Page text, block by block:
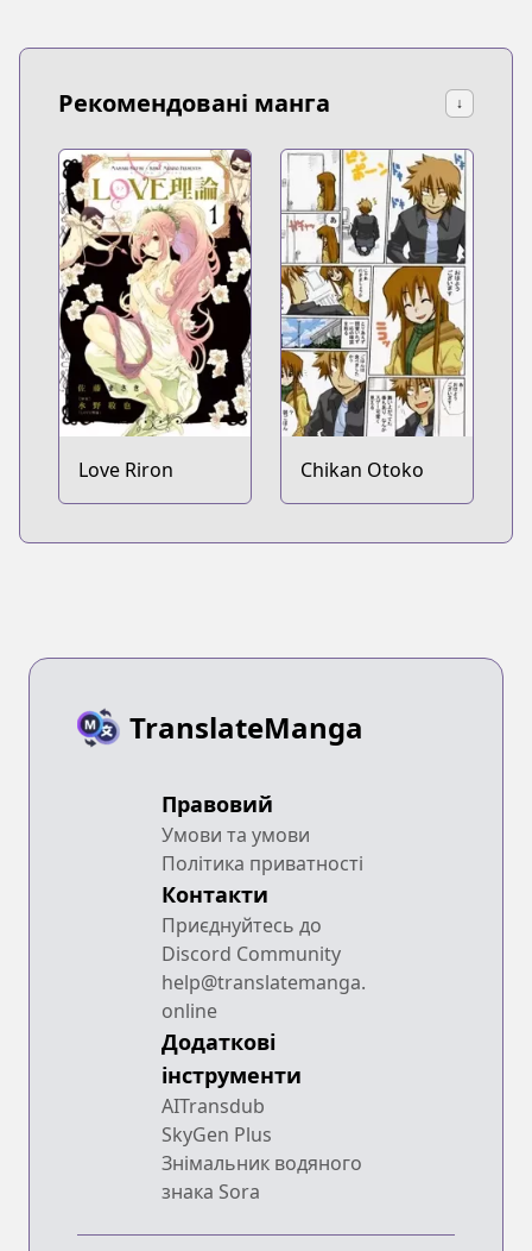
Рекомендовані манга ↓
Love Riron Chikan Otoko
TranslateManga
Правовий
Умови та умови
Політика приватності
Контакти
Приєднуйтесь до
Discord Community
help@translatemanga.
online
Додаткові
інструменти
AITransdub
SkyGen Plus
Знімальник водяного
знака Sora